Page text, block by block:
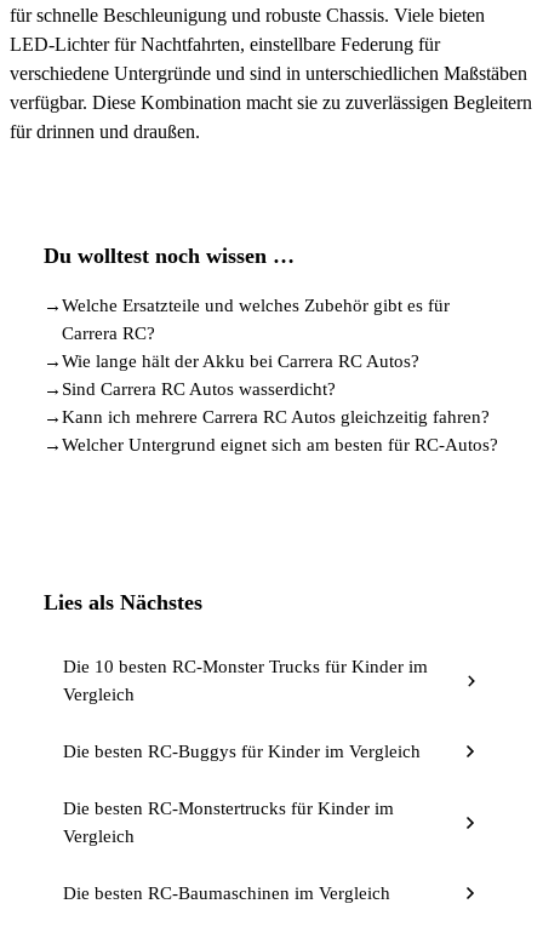
für schnelle Beschleunigung und robuste Chassis. Viele bieten
LED-Lichter für Nachtfahrten, einstellbare Federung für
verschiedene Untergründe und sind in unterschiedlichen Maßstäben
verfügbar. Diese Kombination macht sie zu zuverlässigen Begleitern
für drinnen und draußen.
Du wolltest noch wissen …
→Welche Ersatzteile und welches Zubehör gibt es für
Carrera RC?
→Wie lange hält der Akku bei Carrera RC Autos?
→ Sind Carrera RC Autos wasserdicht?
→Kann ich mehrere Carrera RC Autos gleichzeitig fahren?
→Welcher Untergrund eignet sich am besten für RC-Autos?
Lies als Nächstes
Die 10 besten RC-Monster Trucks für Kinder im
Vergleich
Die besten RC-Buggys für Kinder im Vergleich
Die besten RC-Monstertrucks für Kinder im
Vergleich
Die besten RC-Baumaschinen im Vergleich